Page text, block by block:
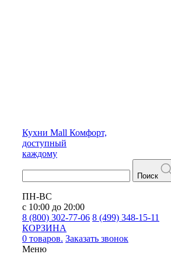
Кухни Mall Комфорт,
доступный
каждому
Поиск
ПН-ВС
с 10:00 до 20:00
8 (800) 302-77-06 8 (499) 348-15-11
КОРЗИНА
0 товаров. Заказать звонок
Меню